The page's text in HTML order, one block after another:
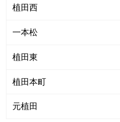
植田西
一本松
植田東
植田本町
元植田